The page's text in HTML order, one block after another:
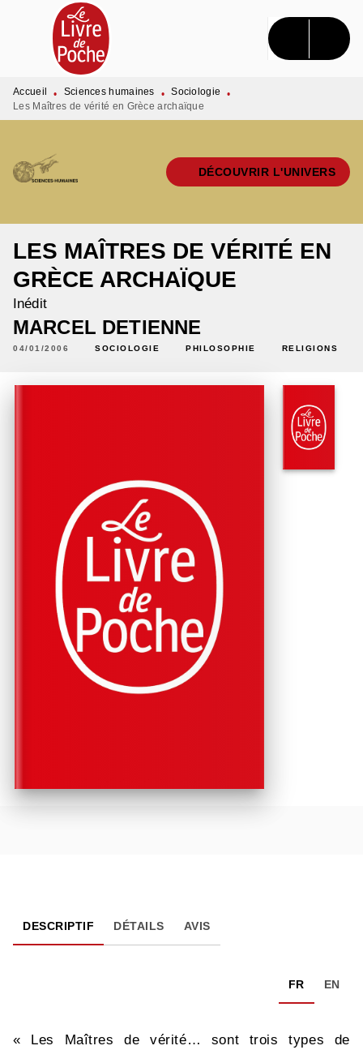
MENU RECHERCHE CONTENU
PIED DE PAGE
Accueil • Sciences humaines • Sociologie
•
Les Maîtres de vérité en Grèce archaïque
DÉCOUVRIR L'UNIVERS
LES MAÎTRES DE VÉRITÉ EN
GRÈCE ARCHAÏQUE
Inédit
MARCEL DETIENNE
04/01/2006 SOCIOLOGIE PHILOSOPHIE RELIGIONS
DESCRIPTIF DÉTAILS AVIS
FR EN
« Les Maîtres de vérité… sont trois types de